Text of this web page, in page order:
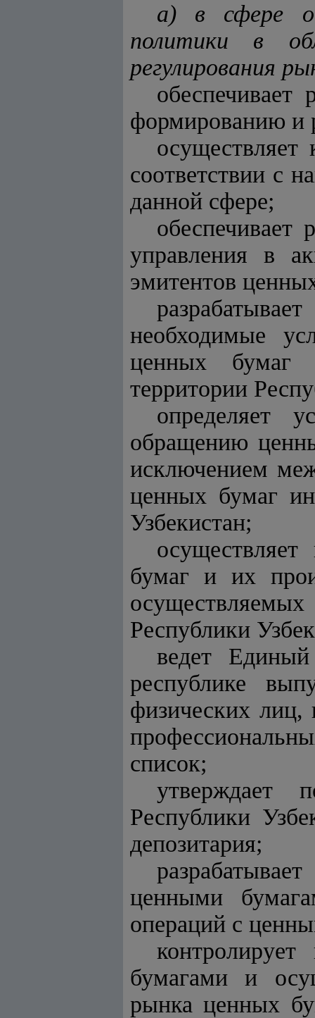
а) в сфере
политики в
регулирования
обеспечивает
формированию и
соответствии с
данной сфере;
обеспечивает
управления в
эмитентов
необходимые
ценных бумаг
территории
определяет
обращению
исключением
ценных бумаг
Узбекистан;
бумаг и их
Республики
ведет Единый
республике
физических лиц,
список;
утверждает
Республики
депозитария;
ценными
операций с
бумагами и
рынка ценных